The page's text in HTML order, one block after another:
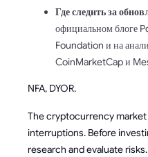
Где следить за
официальном блоге
Foundation и на
CoinMarketCap и
NFA, DYOR.
The cryptocurrency
interruptions. Before
research and evaluate